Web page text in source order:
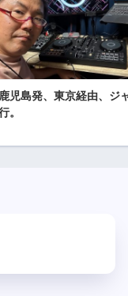
鹿児島発、東京経由、ジ
。